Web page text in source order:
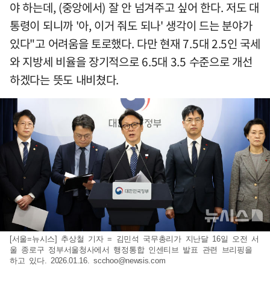
야 하는데, (중앙에서) 잘 안 넘겨주고 싶어 한다. 저도 대
통령이 되니까 '아, 이거 줘도 되나' 생각이 드는 분야가
있다"고 어려움을 토로했다. 다만 현재 7.5대 2.5인 국세
와 지방세 비율을 장기적으로 6.5대 3.5 수준으로 개선
하겠다는 뜻도 내비쳤다.
[서울=뉴시스] 추상철 기자 = 김민석 국무총리가 지난달 16일 오전 서
울 종로구 정부서울청사에서 행정통합 인센티브 발표 관련 브리핑을
하고 있다. 2026.01.16.scchoo@newsis.com